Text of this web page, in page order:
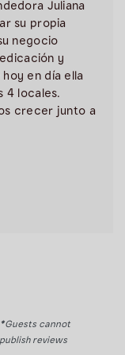
Juliana
su propia
negocio
y
en día ella
4 locales.
crecer junto a
*Guests cannot
publish reviews